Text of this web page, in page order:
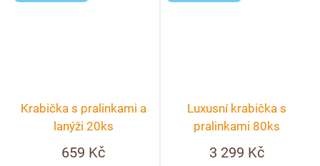
Krabička s pralinkami a
lanýži 20ks
659 Kč
Luxusní krabička s
pralinkami 80ks
3 299 Kč